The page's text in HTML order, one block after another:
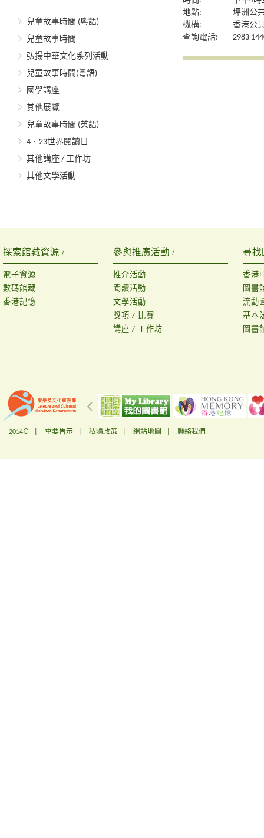
兒童故事時間 (粵語)
兒童故事時間
弘揚中華文化系列活動
兒童故事時間(粵語)
國學講座
其他展覽
兒童故事時間 (英語)
4．23世界閱讀日
其他講座 / 工作坊
其他文學活動
地點:
坪洲公
機構:
香港公
查詢電話:
2983
探索館藏資源 /
電子資源
數碼館藏
香港記憶
參與推廣活動 /
推介活動
閱讀活動
文學活動
獎項 / 比賽
講座 / 工作坊
尋找
香港
圖書
流動
基本
圖書
2014© | 重要告示 私隱政策 網站地圖 聯絡我們